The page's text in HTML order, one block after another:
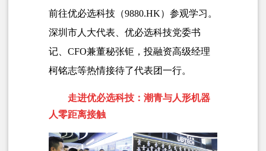
前往优必选科技 （9880.HK）参观学习。
深圳市人大代表、优必选科技党委书
记、CFO兼董秘张钜，投融资高级经理
柯铭志等热情接待了代表团一行。
走进优必选科技：潮青与人形机器
人零距离接触